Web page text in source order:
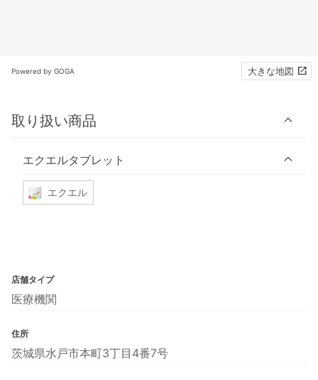
Powered by GOGA 大きな地図
取り扱い商品
エクエルタブレット
エクエル
店舗タイプ
医療機関
住所
茨城県水戸市本町3丁目4番7号